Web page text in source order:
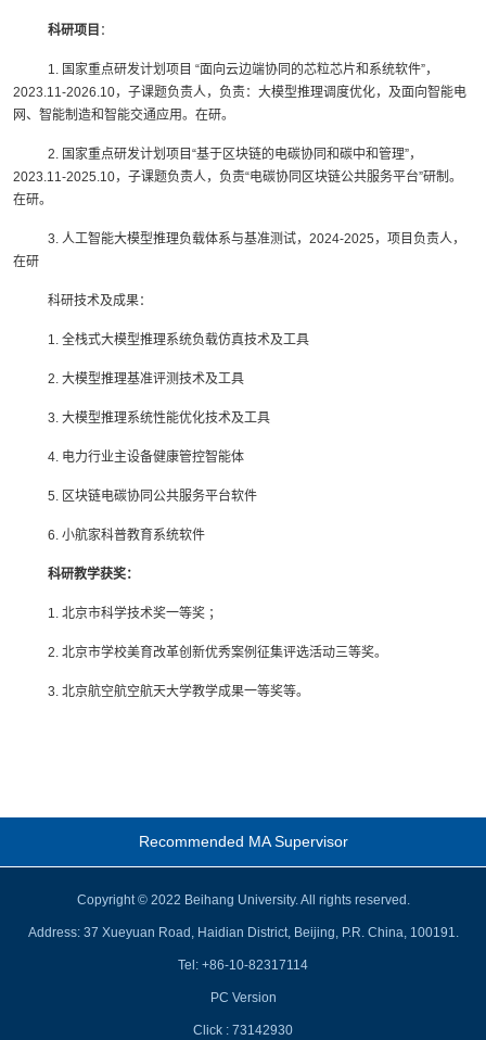
科研项目 ：
1. 国家重点研发计划项目 “面向云边端协同的芯粒芯片和系统软件”，
2023.11-2026.10，子课题负责人，负责：大模型推理调度优化，及面向智能电
网、智能制造和智能交通应用。在研。
2. 国家重点研发计划项目“基于区块链的电碳协同和碳中和管理”，
2023.11-2025.10，子课题负责人，负责“电碳协同区块链公共服务平台”研制。
在研。
3. 人工智能大模型推理负载体系与基准测试，2024-2025，项目负责人，
在研
科研技术及成果：
1. 全栈式大模型推理系统负载仿真技术及工具
2. 大模型推理基准评测技术及工具
3. 大模型推理系统性能优化技术及工具
4. 电力行业主设备健康管控智能体
5. 区块链电碳协同公共服务平台软件
6. 小航家科普教育系统软件
科研教学获奖：
1. 北京市科学技术奖一等奖 ；
2. 北京市学校美育改革创新优秀案例征集评选活动三等奖。
3. 北京航空航空航天大学教学成果一等奖等。
Recommended MA Supervisor
Copyright © 2022 Beihang University. All rights reserved.
Address: 37 Xueyuan Road, Haidian District, Beijing, P.R. China, 100191.
Tel: +86-10-82317114
PC Version
Click : 73142930